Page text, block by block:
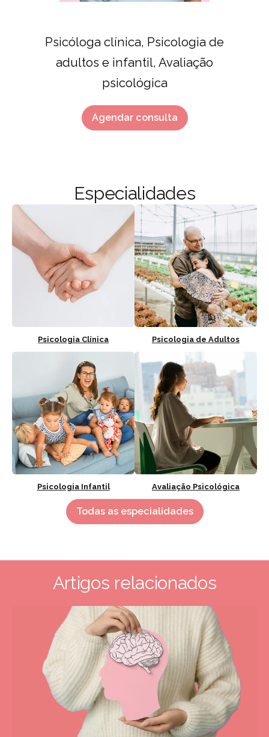
Psicóloga clínica, Psicologia de
adultos e infantil, Avaliação
psicológica
Agendar consulta
Especialidades
Psicologia Clínica Psicologia de Adultos
Psicologia Infantil Avaliação Psicológica
Todas as especialidades
Artigos relacionados